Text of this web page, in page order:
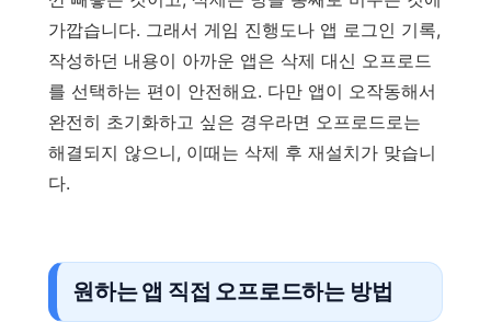
가깝습니다. 그래서 게임 진행도나 앱 로그인 기록,
작성하던 내용이 아까운 앱은 삭제 대신 오프로드
를 선택하는 편이 안전해요. 다만 앱이 오작동해서
완전히 초기화하고 싶은 경우라면 오프로드로는
해결되지 않으니, 이때는 삭제 후 재설치가 맞습니
다.
원하는 앱 직접 오프로드하는 방법